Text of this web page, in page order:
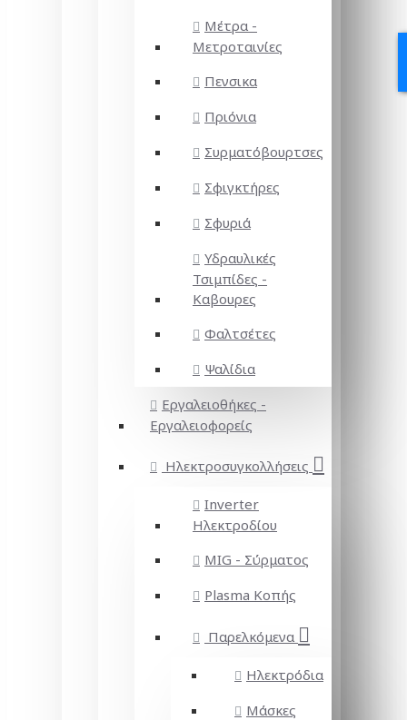
Μέτρα -
Μετροταινίες
Πενσικα
Πριόνια
Συρματόβουρτσες
Σφιγκτήρες
Σφυριά
Υδραυλικές
Τσιμπίδες -
Καβουρες
Φαλτσέτες
Ψαλίδια
Εργαλειοθήκες -
Εργαλειοφορείς
Ηλεκτροσυγκολλήσεις
Inverter
Ηλεκτροδίου
MIG - Σύρματος
Plasma Κοπής
Παρελκόμενα
Ηλεκτρόδια
Μάσκες